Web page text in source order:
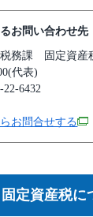
お問い合わせ先
税務課 固定資産
代表)
6432
お問合せする
固定資産税に